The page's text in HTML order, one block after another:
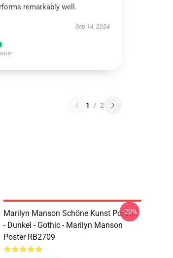
remarkably well.
Sep 14, 2024
1 / 2
Marilyn Manson Schöne Kunst Portrait
- Dunkel - Gothic - Marilyn Manson
Poster RB2709
-20%